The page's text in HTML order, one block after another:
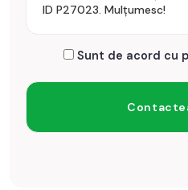
Sunt de acord cu